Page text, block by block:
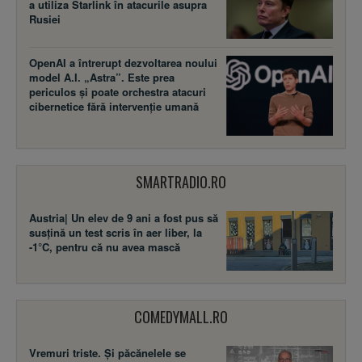
a utiliza Starlink în atacurile asupra
Rusiei
OpenAI a întrerupt dezvoltarea noului
model A.I. „Astra”. Este prea
periculos și poate orchestra atacuri
cibernetice fără intervenție umană
SMARTRADIO.RO
Austria| Un elev de 9 ani a fost pus să
susţină un test scris în aer liber, la
-1°C, pentru că nu avea mască
COMEDYMALL.RO
Vremuri triste. Şi păcănelele se